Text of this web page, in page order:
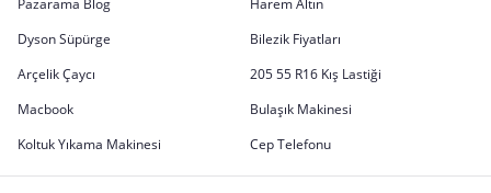
Pazarama Blog
Harem Altın
Dyson Süpürge
Bilezik Fiyatları
Arçelik Çaycı
205 55 R16 Kış Lastiği
Macbook
Bulaşık Makinesi
Koltuk Yıkama Makinesi
Cep Telefonu